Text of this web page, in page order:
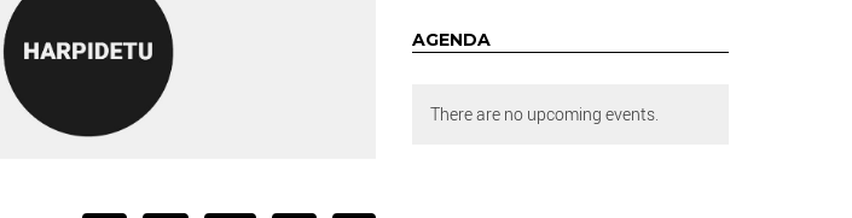
AGENDA
There are no upcoming events.